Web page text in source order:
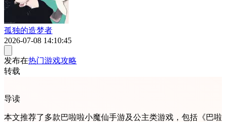
孤独的造梦者
2026-07-08 14:10:45
发布在热门游戏攻略
转载
导读
本文推荐了多款巴啦啦小魔仙手游及公主类游戏，包括《巴啦